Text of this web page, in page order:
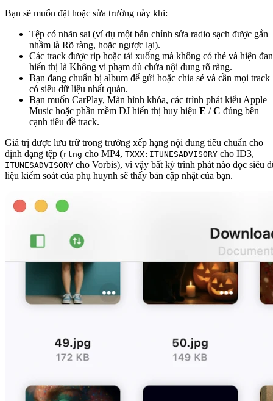
Bạn sẽ muốn đặt hoặc sửa trường này khi:
Tệp có nhãn sai (ví dụ một bản chỉnh sửa radio sạch được gắn
nhầm là Rõ ràng, hoặc ngược lại).
Các track được rip hoặc tải xuống mà không có thẻ và hiện
hiển thị là Không vi phạm dù chứa nội dung rõ ràng.
Bạn đang chuẩn bị album để gửi hoặc chia sẻ và cần mọi track
có siêu dữ liệu nhất quán.
Bạn muốn CarPlay, Màn hình khóa, các trình phát kiểu Apple
Music hoặc phần mềm DJ hiển thị huy hiệu E /C đúng bên
cạnh tiêu đề track.
Giá trị được lưu trữ trong trường xếp hạng nội dung tiêu chuẩn cho
định dạng tệp (rtng cho MP4, TXXX:ITUNESADVISORY cho ID3,
ITUNESADVISORY cho Vorbis), vì vậy bất kỳ trình phát nào đọc siêu
liệu kiểm soát của phụ huynh sẽ thấy bản cập nhật của bạn.